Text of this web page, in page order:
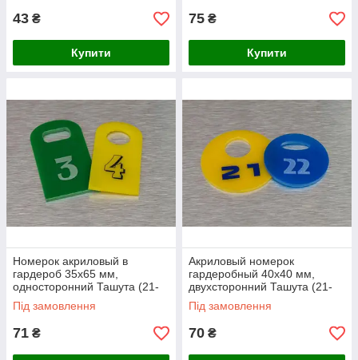
43 ₴
Купити
75 ₴
Купити
Номерок акриловый в
гардероб 35х65 мм,
односторонний Ташута (21-
71020-04)
Під замовлення
71 ₴
Акриловый номерок
гардеробный 40х40 мм,
двухсторонний Ташута (21-
71110-08)
Під замовлення
70 ₴